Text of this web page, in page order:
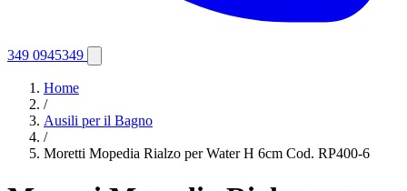
349 0945349
Home
/
Ausili per il Bagno
/
Moretti Mopedia Rialzo per Water H 6cm Cod. RP400-6